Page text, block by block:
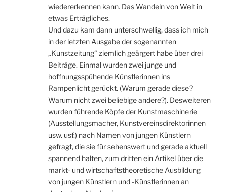
wiedererkennen kann. Das Wandeln von Welt in
etwas Erträgliches.
Und dazu kam dann unterschwellig, dass ich mich
in der letzten Ausgabe der sogenannten
„Kunstzeitung“ ziemlich geärgert habe über drei
Beiträge. Einmal wurden zwei junge und
hoffnungsspühende Künstlerinnen ins
Rampenlicht gerückt. (Warum gerade diese?
Warum nicht zwei beliebige andere?). Desweiteren
wurden führende Köpfe der Kunstmaschinerie
(Ausstellungsmacher, Kunstvereinsdirektorinnen
usw. usf.) nach Namen von jungen Künstlern
gefragt, die sie für sehenswert und gerade aktuell
spannend halten, zum dritten ein Artikel über die
markt- und wirtschaftstheoretische Ausbildung
von jungen Künstlern und -Künstlerinnen an